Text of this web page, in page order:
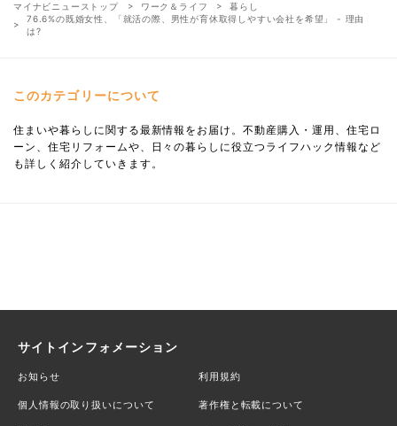
マイナビニューストップ ワーク＆ライフ
暮らし
76.6%の既婚女性、「就活の際、男性が育休取得しやすい会社を希望」 - 理由
は?
このカテゴリーについて
住まいや暮らしに関する最新情報をお届け。不動産購入・運用、住宅ロ
ーン、住宅リフォームや、日々の暮らしに役立つライフハック情報など
も詳しく紹介していきます。
サイトインフォメーション
お知らせ 利用規約
個人情報の取り扱いについて 著作権と転載について